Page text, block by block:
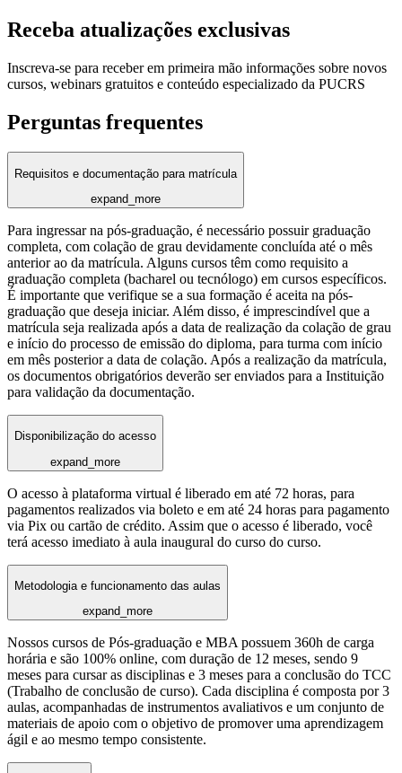
Receba atualizações exclusivas
Inscreva-se para receber em primeira mão informações sobre novos
cursos, webinars gratuitos e conteúdo especializado da PUCRS
Perguntas frequentes
Requisitos e documentação para matrícula
expand_more
Para ingressar na pós-graduação, é necessário possuir graduação
completa, com colação de grau devidamente concluída até o mês
anterior ao da matrícula. Alguns cursos têm como requisito a
graduação completa (bacharel ou tecnólogo) em cursos específicos.
É importante que verifique se a sua formação é aceita na pós-
graduação que deseja iniciar. Além disso, é imprescindível que a
matrícula seja realizada após a data de realização da colação de grau
e início do processo de emissão do diploma, para turma com início
em mês posterior a data de colação. Após a realização da matrícula,
os documentos obrigatórios deverão ser enviados para a Instituição
para validação da documentação.
Disponibilização do acesso
expand_more
O acesso à plataforma virtual é liberado em até 72 horas, para
pagamentos realizados via boleto e em até 24 horas para pagamento
via Pix ou cartão de crédito. Assim que o acesso é liberado, você
terá acesso imediato à aula inaugural do curso do curso.
Metodologia e funcionamento das aulas
expand_more
Nossos cursos de Pós-graduação e MBA possuem 360h de carga
horária e são 100% online, com duração de 12 meses, sendo 9
meses para cursar as disciplinas e 3 meses para a conclusão do TCC
(Trabalho de conclusão de curso). Cada disciplina é composta por 3
aulas, acompanhadas de instrumentos avaliativos e um conjunto de
materiais de apoio com o objetivo de promover uma aprendizagem
ágil e ao mesmo tempo consistente.